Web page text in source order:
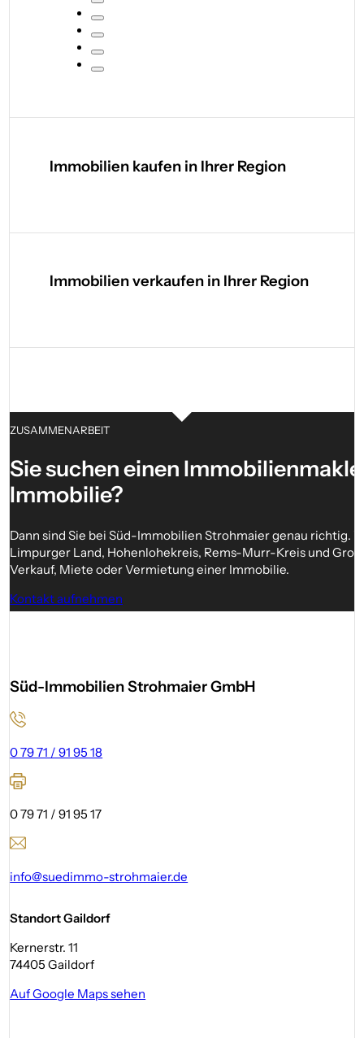
Immobilien kaufen in Ihrer Region
Immobilien verkaufen in Ihrer Region
ZUSAMMENARBEIT
Sie suchen einen
Immobilie?
Dann sind Sie bei Süd-Immobilien Strohmaier genau richtig.
Limpurger Land, Hohenlohekreis, Rems-Murr-Kreis und
Verkauf, Miete oder Vermietung einer Immobilie.
Kontakt aufnehmen
Süd-Immobilien Strohmaier GmbH
0 79 71 / 91 95 18
0 79 71 / 91 95 17
info@suedimmo-strohmaier.de
Standort Gaildorf
Kernerstr. 11
74405 Gaildorf
Auf Google Maps sehen